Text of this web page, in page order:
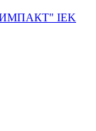
"ИМПАКТ" IEK